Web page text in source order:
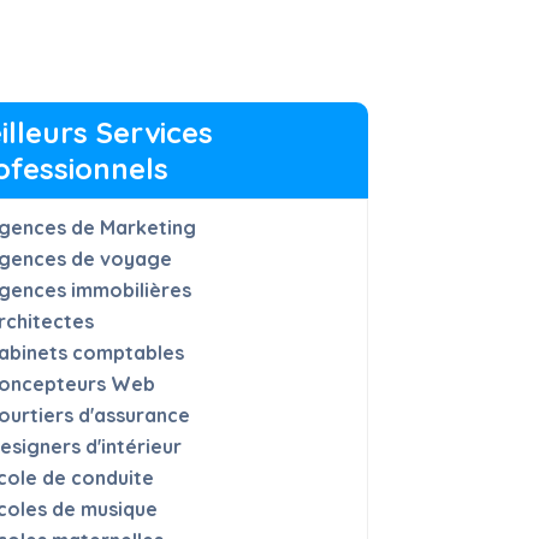
Services
de Marketing
de voyage
immobilières
comptables
Web
d'assurance
d'intérieur
de conduite
de musique